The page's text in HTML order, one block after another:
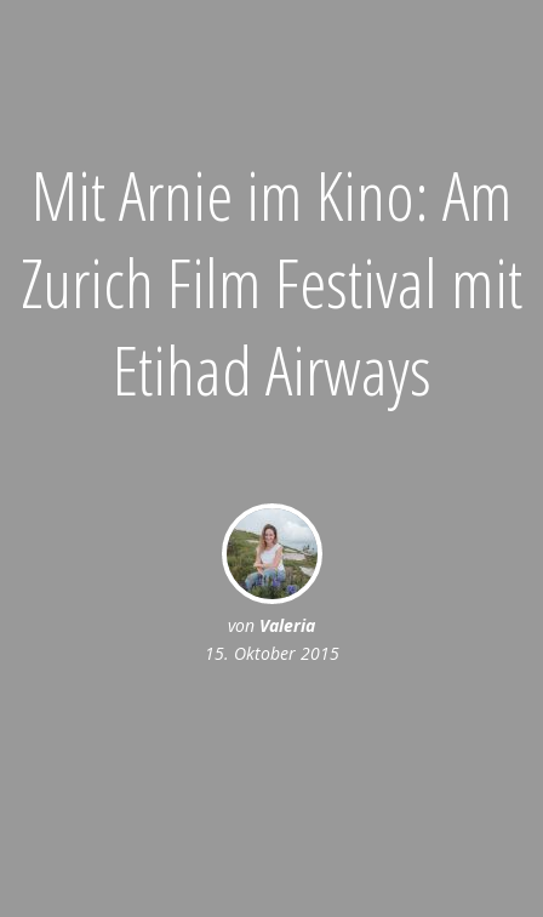
Mit Arnie im Kino: Am
Zurich Film Festival mit
Etihad Airways
von Valeria
15. Oktober 2015